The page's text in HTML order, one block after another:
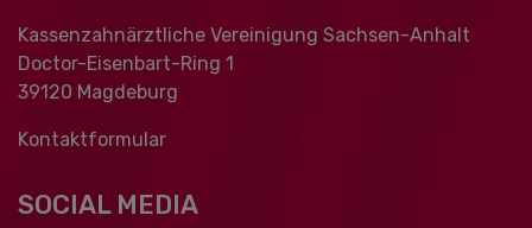
Kassenzahnärztliche Vereinigung Sachsen-Anhalt
Doctor-Eisenbart-Ring 1
39120 Magdeburg
Kontaktformular
SOCIAL MEDIA